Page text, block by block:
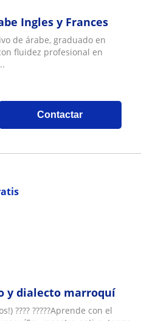
Ingles y Frances
de árabe, graduado en
fluidez profesional en
Contactar
y dialecto marroquí
???? ?????Aprende con el